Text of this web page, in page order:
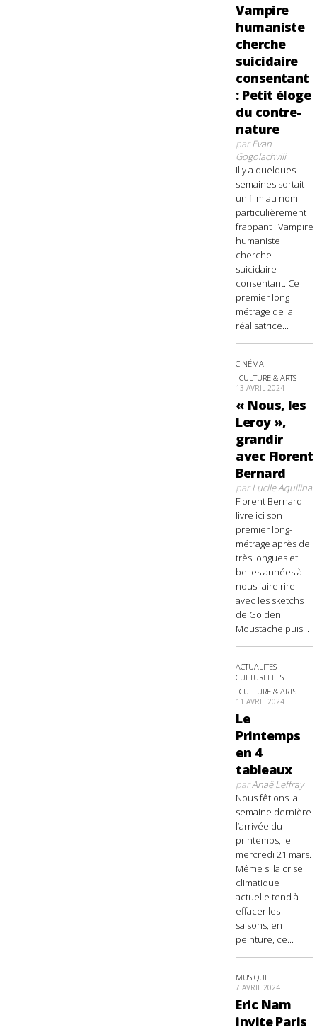
Vampire
humaniste
cherche
suicidaire
consentant
: Petit éloge
du contre-
nature
parEvan
Gogolachvili
Il y a quelques
semaines sortait
un film au nom
particulièrement
frappant : Vampire
humaniste
cherche
suicidaire
consentant. Ce
premier long
métrage de la
réalisatrice...
CINÉMA
CULTURE & ARTS
13 AVRIL 2024
« Nous, les
Leroy »,
grandir
avec Florent
Bernard
parLucile Aquilina
Florent Bernard
livre ici son
premier long-
métrage après de
très longues et
belles années à
nous faire rire
avec les sketchs
de Golden
Moustache puis...
ACTUALITÉS
CULTURELLES
CULTURE & ARTS
11 AVRIL 2024
Le
Printemps
en 4
tableaux
parAnaë Leffray
Nous fêtions la
semaine dernière
l’arrivée du
printemps, le
mercredi 21 mars.
Même si la crise
climatique
actuelle tend à
effacer les
saisons, en
peinture, ce...
MUSIQUE
7 AVRIL 2024
Eric Nam
invite Paris